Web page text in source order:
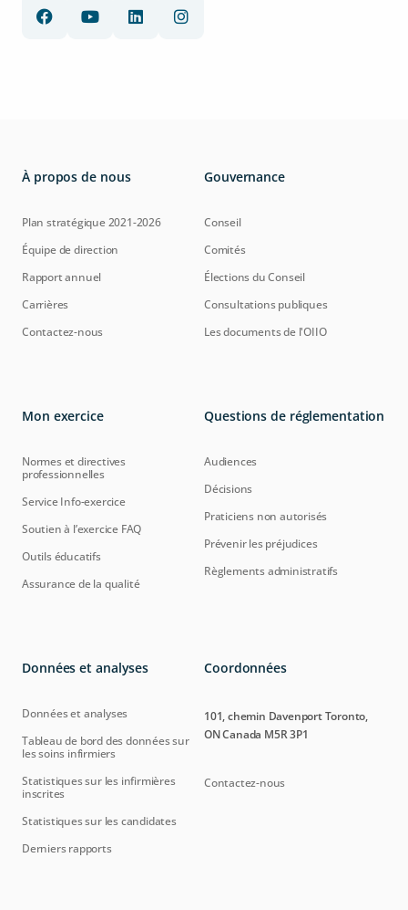
À propos de nous
Plan stratégique 2021-2026
Équipe de direction
Rapport annuel
Carrières
Contactez-nous
Gouvernance
Conseil
Comités
Élections du Conseil
Consultations publiques
Les documents de l'OIIO
Mon exercice
Normes et directives
professionnelles
Service Info-exercice
Soutien à l’exercice FAQ
Outils éducatifs
Assurance de la qualité
Questions de réglementation
Audiences
Décisions
Praticiens non autorisés
Prévenir les préjudices
Règlements administratifs
Données et analyses
Données et analyses
Tableau de bord des données sur
les soins infirmiers
Statistiques sur les infirmières
inscrites
Statistiques sur les candidates
Derniers rapports
Coordonnées
101, chemin Davenport Toronto,
ON Canada M5R 3P1
Contactez-nous